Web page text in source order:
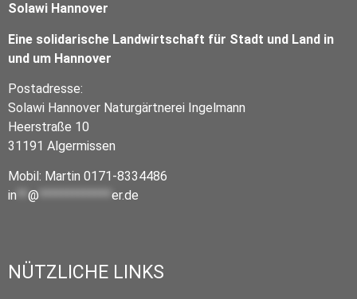
Solawi Hannover
Eine solidarische Landwirtschaft für Stadt und Land in
und um Hannover
Postadresse:
Solawi Hannover Naturgärtnerei Ingelmann
Heerstraße 10
31191 Algermissen
Mobil: Martin 0171-8334486
in
@ ************* er.de
NÜTZLICHE LINKS